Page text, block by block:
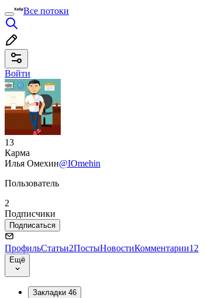
Все потоки
Войти
13
Карма
Илья Омехин@IOmehin
Пользователь
2
Подписчики
Подписаться
ПрофильСтатьи2ПостыНовостиКомментарии12
Ещё
Закладки 46